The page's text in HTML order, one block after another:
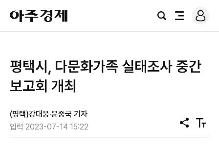
아
주
경
검
전
로
그
평택시, 다문화가족 실태조사 중간
보고회 개최
(평택)강대웅·윤중국 기자
입력 2023-07-14 15:22
공
유
텍
스